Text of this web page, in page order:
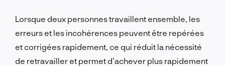
Lorsque deux personnes travaillent ensemble, les
erreurs et les incohérences peuvent être repérées
et corrigées rapidement, ce qui réduit la nécessité
de retravailler et permet d’achever plus rapidement